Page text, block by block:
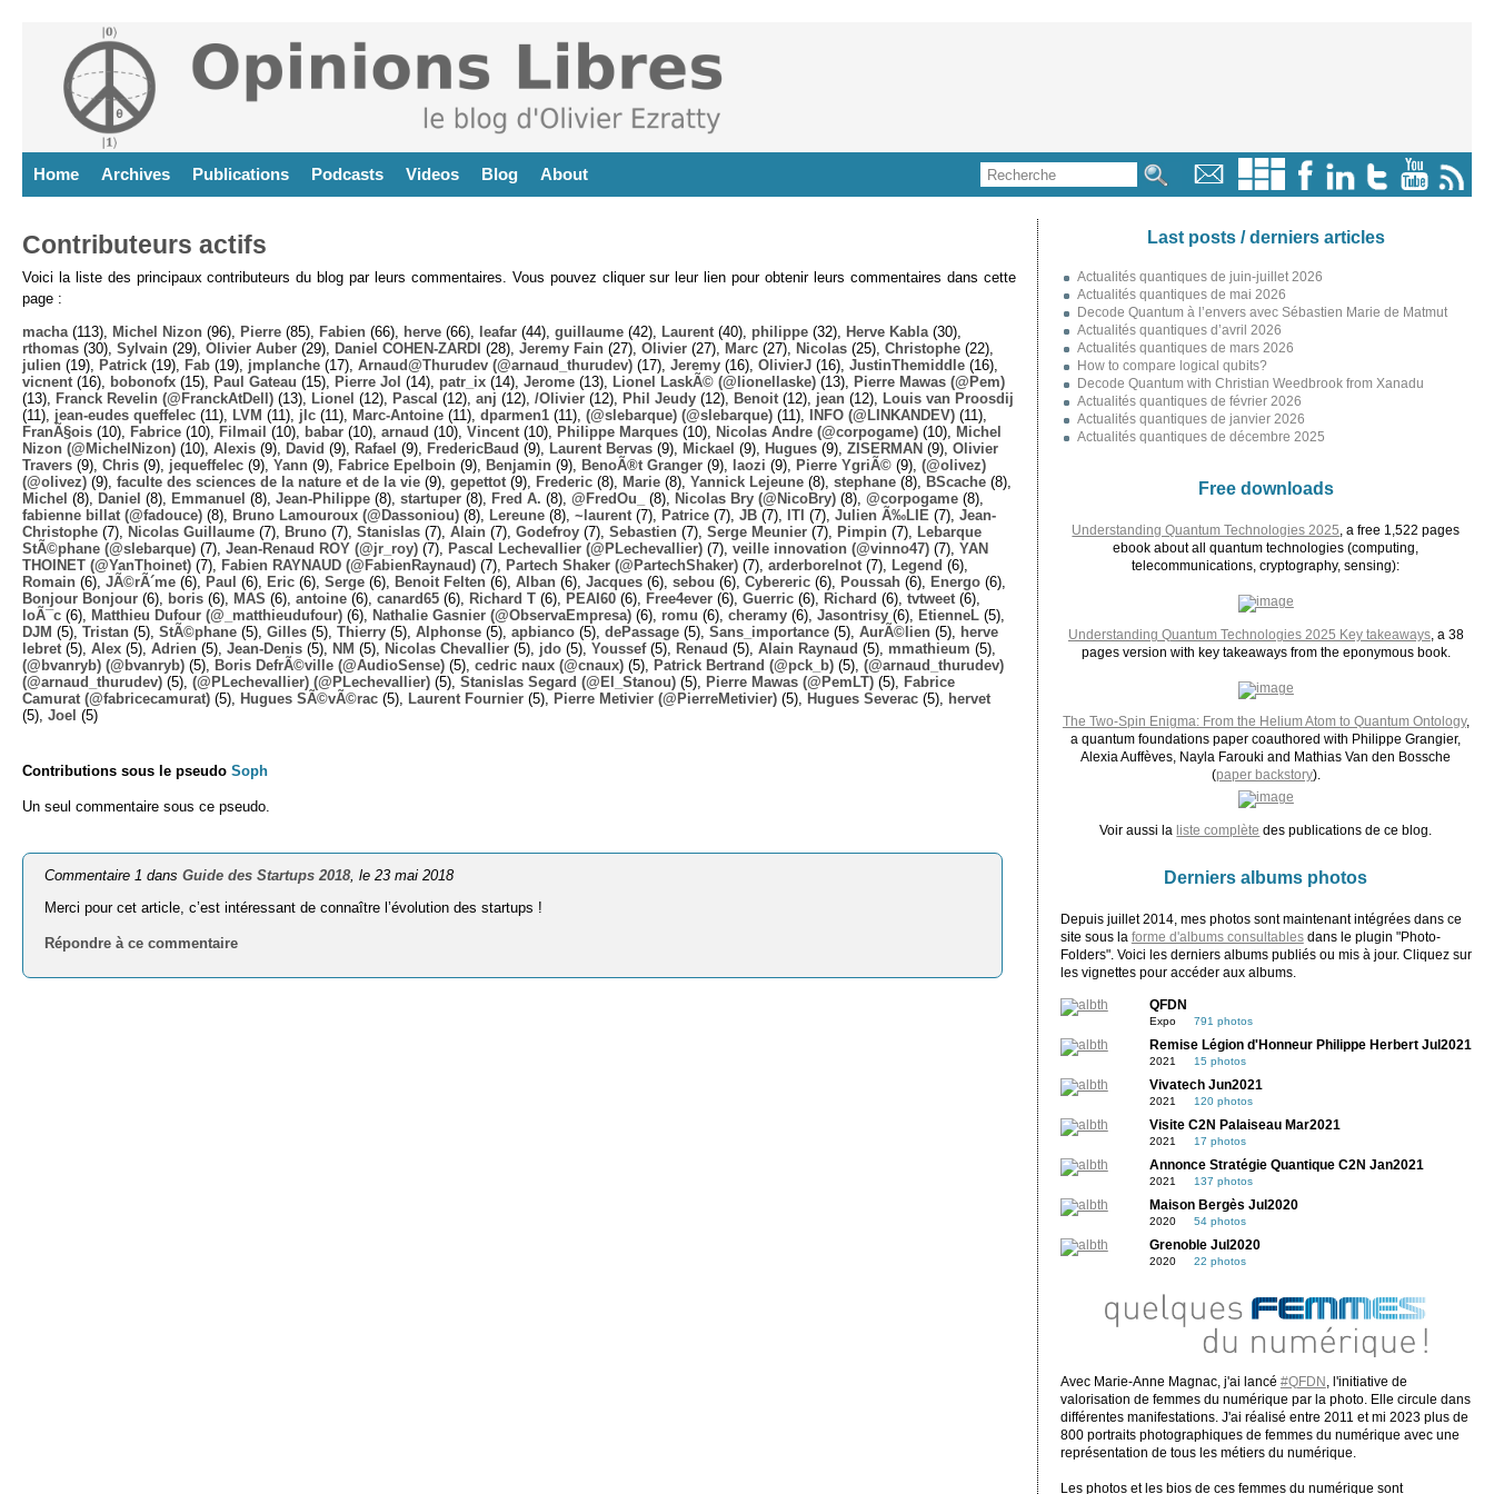
Home Archives Publications Podcasts Videos Blog About
Contributeurs actifs
Voici la liste des principaux contributeurs du blog par leurs commentaires. Vous pouvez cliquer sur leur lien pour obtenir leurs commentaires dans cette
page :
macha (113), Michel Nizon (96), Pierre (85), Fabien (66), herve (66), leafar (44), guillaume (42), Laurent (40), philippe (32), Herve Kabla (30),
rthomas (30), Sylvain (29), Olivier Auber (29), Daniel COHEN-ZARDI (28), Jeremy Fain (27), Olivier (27), Marc (27), Nicolas (25), Christophe (22),
julien (19), Patrick (19), Fab (19), jmplanche (17), Arnaud@Thurudev (@arnaud_thurudev) (17), Jeremy (16), OlivierJ (16), JustinThemiddle (16),
vicnent (16), bobonofx (15), Paul Gateau (15), Pierre Jol (14), patr_ix (14), Jerome (13), Lionel LaskÃ© (@lionellaske) (13),
Pierre Mawas (@Pem)
(13),
Franck Revelin (@FranckAtDell) (13), Lionel (12), Pascal (12), anj (12), /Olivier (12), Phil Jeudy (12), Benoit (12), jean (12),
Louis van Proosdij
(11), jean-eudes queffelec (11), LVM (11), jlc (11), Marc-Antoine (11), dparmen1 (11), (@slebarque) (@slebarque) (11), INFO (@LINKANDEV) (11),
FranÃ§ois (10), Fabrice (10), Filmail (10), babar (10), arnaud (10), Vincent (10), Philippe Marques (10), Nicolas Andre (@corpogame) (10),
Michel
Nizon (@MichelNizon) (10), Alexis (9), David (9), Rafael (9), FredericBaud (9), Laurent Bervas (9), Mickael (9), Hugues (9), ZISERMAN (9), Olivier
Travers (9), Chris (9), jequeffelec (9), Yann (9), Fabrice Epelboin (9), Benjamin (9), BenoÃ®t Granger (9), laozi (9), Pierre YgriÃ© (9), (@olivez)
(@olivez) (9), faculte des sciences de la nature et de la vie (9), gepettot (9), Frederic (8), Marie (8), Yannick Lejeune (8), stephane (8), BScache (8),
Michel (8), Daniel (8), Emmanuel (8), Jean-Philippe (8), startuper (8), Fred A. (8), @FredOu_ (8), Nicolas Bry (@NicoBry) (8), @corpogame (8),
fabienne billat (@fadouce) (8), Bruno Lamouroux (@Dassoniou) (8), Lereune (8), ~laurent (7), Patrice (7), JB (7), ITI (7), Julien Ã‰LIE (7), Jean-
Christophe (7), Nicolas Guillaume (7), Bruno (7), Stanislas (7), Alain (7), Godefroy (7), Sebastien (7), Serge Meunier (7), Pimpin (7),
Lebarque
StÃ©phane (@slebarque) (7), Jean-Renaud ROY (@jr_roy) (7), Pascal Lechevallier (@PLechevallier) (7), veille innovation (@vinno47) (7), YAN
THOINET (@YanThoinet) (7), Fabien RAYNAUD (@FabienRaynaud) (7), Partech Shaker (@PartechShaker) (7), arderborelnot (7), Legend (6),
Romain (6), JÃ©rÃ´me (6), Paul (6), Eric (6), Serge (6), Benoit Felten (6), Alban (6), Jacques (6), sebou (6), Cybereric (6), Poussah (6), Energo (6),
Bonjour Bonjour (6), boris (6), MAS (6), antoine (6), canard65 (6), Richard T (6), PEAI60 (6), Free4ever (6), Guerric (6), Richard (6), tvtweet (6),
loÃ¯c (6), Matthieu Dufour (@_matthieudufour) (6), Nathalie Gasnier (@ObservaEmpresa) (6), romu (6), cheramy (6), Jasontrisy (6), EtienneL (5),
DJM (5), Tristan (5), StÃ©phane (5), Gilles (5), Thierry (5), Alphonse (5), apbianco (5), dePassage (5), Sans_importance (5), AurÃ©lien (5),
herve
lebret (5), Alex (5), Adrien (5), Jean-Denis (5), NM (5), Nicolas Chevallier (5), jdo (5), Youssef(5), Renaud (5), Alain Raynaud (5), mmathieum (5),
(@bvanryb) (@bvanryb) (5), Boris DefrÃ©ville (@AudioSense) (5), cedric naux (@cnaux) (5), Patrick Bertrand (@pck_b) (5), (@arnaud_thurudev)
(@arnaud_thurudev) (5), (@PLechevallier) (@PLechevallier) (5), Stanislas Segard (@El_Stanou) (5), Pierre Mawas (@PemLT) (5),
Fabrice
Camurat (@fabricecamurat) (5), Hugues SÃ©vÃ©rac (5), Laurent Fournier (5), Pierre Metivier (@PierreMetivier) (5), Hugues Severac (5),
hervet
(5), Joel (5)
Contributions sous le pseudo Soph
Un seul commentaire sous ce pseudo.
Commentaire 1 dansGuide des Startups 2018, le 23 mai 2018
Merci pour cet article, c’est intéressant de connaître l’évolution des startups !
Répondre à ce commentaire
Last posts / derniers articles
Actualités quantiques de juin-juillet 2026
Actualités quantiques de mai 2026
Decode Quantum à l’envers avec Sébastien Marie de Matmut
Actualités quantiques d’avril 2026
Actualités quantiques de mars 2026
How to compare logical qubits?
Decode Quantum with Christian Weedbrook from Xanadu
Actualités quantiques de février 2026
Actualités quantiques de janvier 2026
Actualités quantiques de décembre 2025
Free downloads
Understanding Quantum Technologies 2025 , a free 1,522 pages
ebook about all quantum technologies (computing,
telecommunications, cryptography, sensing):
Understanding Quantum Technologies 2025 Key takeaways, a 38
pages version with key takeaways from the eponymous book.
The Two-Spin Enigma: From the Helium Atom to Quantum Ontology,
a quantum foundations paper coauthored with Philippe Grangier,
Alexia Auffèves, Nayla Farouki and Mathias Van den Bossche
(paper backstory).
Voir aussi la liste complète des publications de ce blog.
Derniers albums photos
Depuis juillet 2014, mes photos sont maintenant intégrées dans ce
site sous la forme d'albums consultablesdans le plugin "Photo-
Folders". Voici les derniers albums publiés ou mis à jour. Cliquez sur
les vignettes pour accéder aux albums.
QFDN
Expo 791 photos
Remise Légion d'Honneur Philippe Herbert Jul2021
2021 15 photos
Vivatech Jun2021
2021 120 photos
Visite C2N Palaiseau Mar2021
2021 17 photos
Annonce Stratégie Quantique C2N Jan2021
2021 137 photos
Maison Bergès Jul2020
2020 54 photos
Grenoble Jul2020
2020 22 photos
Avec Marie-Anne Magnac, j'ai lancé #QFDN
, l'initiative de
valorisation de femmes du numérique par la photo. Elle circule dans
différentes manifestations. J'ai réalisé entre 2011 et mi 2023 plus de
800 portraits photographiques de femmes du numérique avec une
représentation de tous les métiers du numérique.
Les photos et les bios de ces femmes du numérique sont